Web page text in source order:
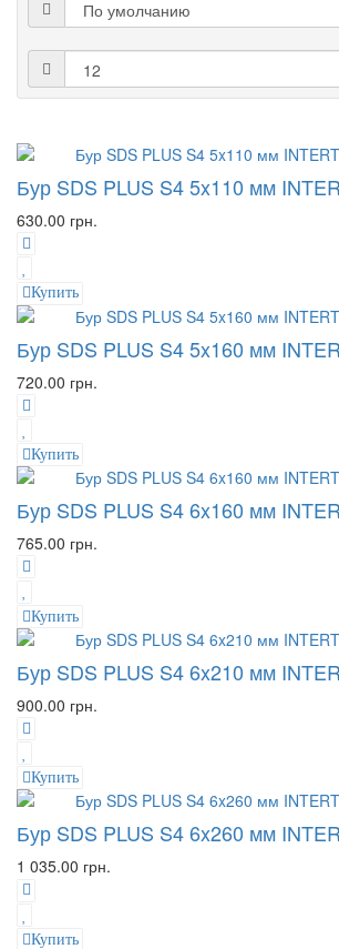
Бур SDS PLUS S4 5x110 мм
630.00 грн.
Купить
Бур SDS PLUS S4 5x160 мм
720.00 грн.
Купить
Бур SDS PLUS S4 6x160 мм
765.00 грн.
Купить
Бур SDS PLUS S4 6x210 мм
900.00 грн.
Купить
Бур SDS PLUS S4 6x260 мм
1 035.00 грн.
Купить